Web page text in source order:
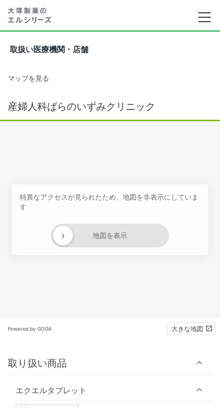
取扱い医療機関・店舗
マップを見る
産婦人科ばらのいずみクリニック
特異なアクセスが見られたため、地図を非表示にしていま
す
地図を表示
›
Powered by GOGA 大きな地図
取り扱い商品
エクエルタブレット